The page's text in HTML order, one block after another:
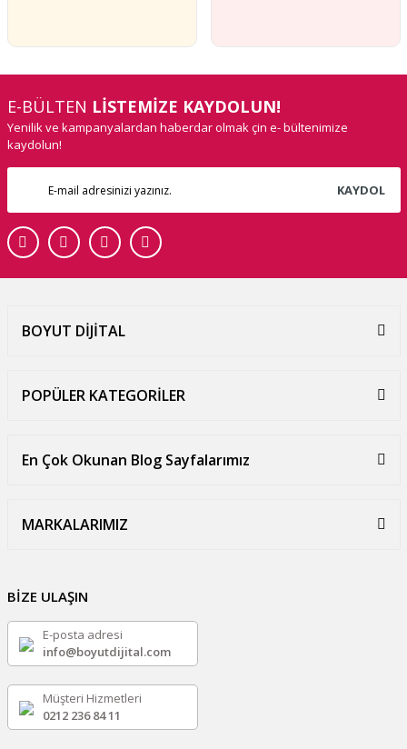
E-BÜLTEN LİSTEMİZE KAYDOLUN!
Yenilik ve kampanyalardan haberdar olmak çin e- bültenimize
kaydolun!
KAYDOL
BOYUT DİJİTAL
POPÜLER KATEGORİLER
En Çok Okunan Blog Sayfalarımız
MARKALARIMIZ
BİZE ULAŞIN
E-posta adresi
info@boyutdijital.com
Müşteri Hizmetleri
0212 236 84 11